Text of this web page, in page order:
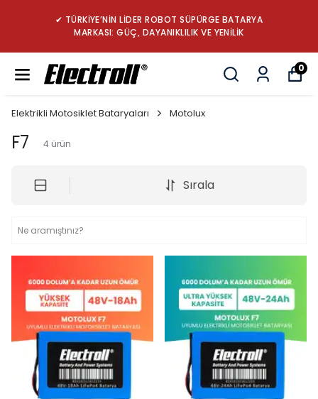
✔ TÜRKİYE’NİN LİDER ROBOT SÜPÜRGE BATARYA
MARKASI: GÜÇ, DAYANIKLILIK VE YENİLİK
0
Elektrikli Motosiklet Bataryaları Motolux
F7 4 ürün
Sırala